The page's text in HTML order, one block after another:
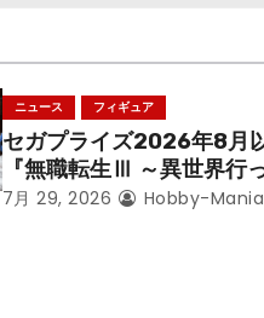
ニュース フィギュア
セガプライズ2026年8月
『無職転生Ⅲ ～異世界行
本気だす～』から「ロキ
7月 29, 2026 Hobby-